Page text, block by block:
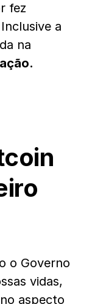
fez
a
na
o Governo
vidas,
aspecto